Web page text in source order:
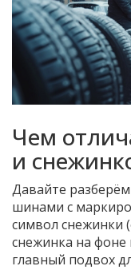
Чем
и
Давайте
шинами с
символ снежинки
снежинка на фоне
главный подвох